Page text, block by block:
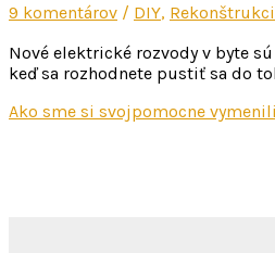
9 komentárov / DIY,
Nové elektrické rozvody v byte
keď sa rozhodnete pustiť sa do
Ako sme si svojpomocne